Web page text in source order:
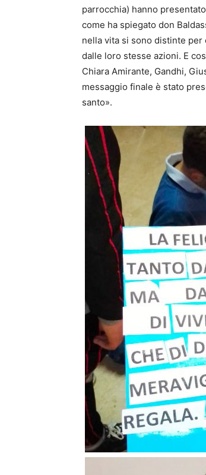
parrocchia) hanno
come ha spiegato don
nella vita si sono distinte per
dalle loro stesse azioni. E
Chiara Amirante, Gandhi,
messaggio finale è stato
santo».